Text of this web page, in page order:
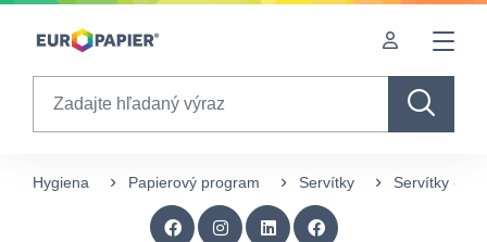
Table Of Content
Hygiena Papierový program Servítky Servítky -